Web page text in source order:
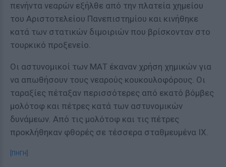
πενήντα νεαρών εξήλθε από την πλατεία χημείου
του Αριστοτελείου Πανεπιστημίου και κινήθηκε
κατά των στατικών διμοιριών που βρίσκονταν στο
τουρκικό προξενείο.
Οι αστυνομικοί των ΜΑΤ έκαναν χρήση χημικών για
να απωθήσουν τους νεαρούς κουκουλοφόρους. Οι
ταραξίες πέταξαν περισσότερες από εκατό βόμβες
μολότοφ και πέτρες κατά των αστυνομικών
δυνάμεων. Από τις μολότοφ και τις πέτρες
προκλήθηκαν φθορές σε τέσσερα σταθμευμένα ΙΧ.
[ΠΗΓΗ]